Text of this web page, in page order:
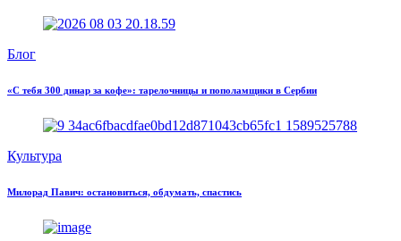
Блог
«С тебя 300 динар за кофе»: тарелочницы и пополамщики в Сербии
Культура
Милорад Павич: остановиться, обдумать, спастись